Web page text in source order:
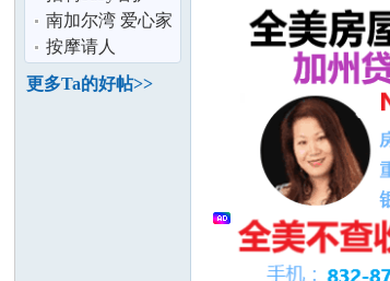
南加尔湾 爱心家
庭招寄宿学生
按摩请人
更多Ta的好帖>>